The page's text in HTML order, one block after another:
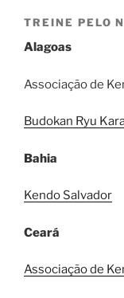
TREINE PELO
Alagoas
Associação de
Budokan Ryu
Bahia
Kendo Salvador
Ceará
Associação de